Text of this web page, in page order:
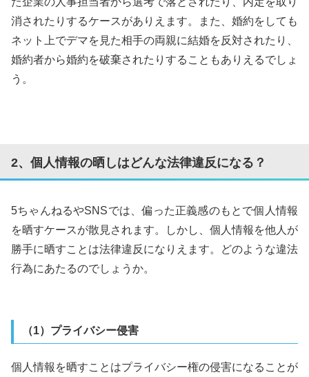
消されたりするケースがありえます。また、婚約をしても
ネット上でデマを見た相手の両親に結婚を反対されたり、
婚約者から婚約を破棄されたりすることもありえるでしょ
う。
2、個人情報の晒しはどんな法律違反になる？
5ちゃんねるやSNSでは、偏った正義感のもとで個人情報
を晒すケースが散見されます。しかし、個人情報を他人が
勝手に晒すことは法律違反になりえます。どのような違法
行為にあたるのでしょうか。
（1）プライバシー侵害
個人情報を晒すことはプライバシー権の侵害になることが